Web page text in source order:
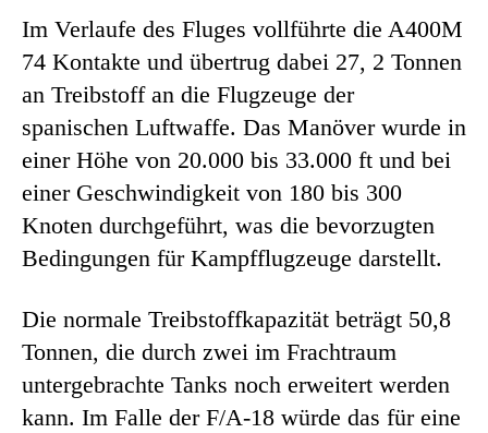
Im Verlaufe des Fluges vollführte die A400M
74 Kontakte und übertrug dabei 27, 2 Tonnen
an Treibstoff an die Flugzeuge der
spanischen Luftwaffe. Das Manöver wurde in
einer Höhe von 20.000 bis 33.000 ft und bei
einer Geschwindigkeit von 180 bis 300
Knoten durchgeführt, was die bevorzugten
Bedingungen für Kampfflugzeuge darstellt.
Die normale Treibstoffkapazität beträgt 50,8
Tonnen, die durch zwei im Frachtraum
untergebrachte Tanks noch erweitert werden
kann. Im Falle der F/A-18 würde das für eine